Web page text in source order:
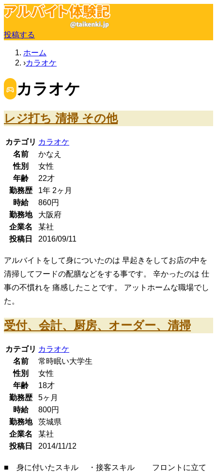
投稿する
ホーム
カラオケ
カラオケ
レジ打ち 清掃 その他
カテゴリ カラオケ
名前
かなえ
性別
女性
年齢
22才
勤務歴
1年 2ヶ月
時給
860円
勤務地
大阪府
企業名
某社
投稿日
2016/09/11
アルバイトをして身についたのは 早起きをしてお店の中を
清掃してフードの配膳などをする事です。 辛かったのは 仕
事の不慣れを 痛感したことです。 アットホームな職場でし
た。
受付、会計、厨房、オーダー、清掃
カテゴリ カラオケ
名前
常時眠い大学生
性別
女性
年齢
18才
勤務歴
5ヶ月
時給
800円
勤務地
茨城県
企業名
某社
投稿日
2014/11/12
■ 身に付いたスキル ・接客スキル フロントに立て